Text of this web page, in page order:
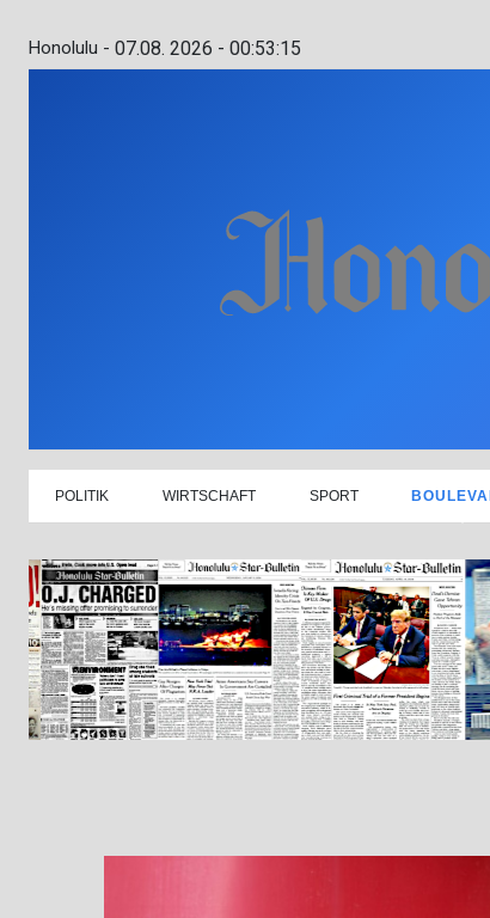
Honolulu - 07.08. 2026 - 00:53:16
POLITIK WIRTSCHAFT SPORT